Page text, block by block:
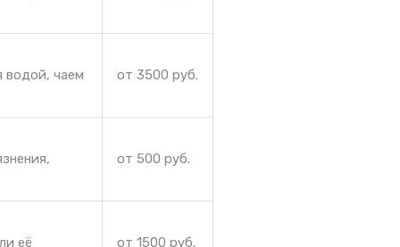
водой, чаем от 3500 руб.
от 500 руб.
её от 1500 руб.